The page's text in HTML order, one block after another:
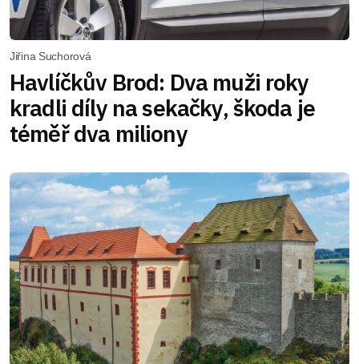
Jiřina Suchorová
Havlíčkův Brod: Dva muži roky
kradli díly na sekačky, škoda je
téměř dva miliony